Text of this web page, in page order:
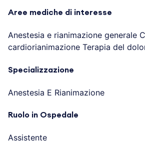
Aree mediche di interesse
Anestesia e rianimazione generale
cardiorianimazione Terapia del
Specializzazione
Anestesia E Rianimazione
Ruolo in Ospedale
Assistente